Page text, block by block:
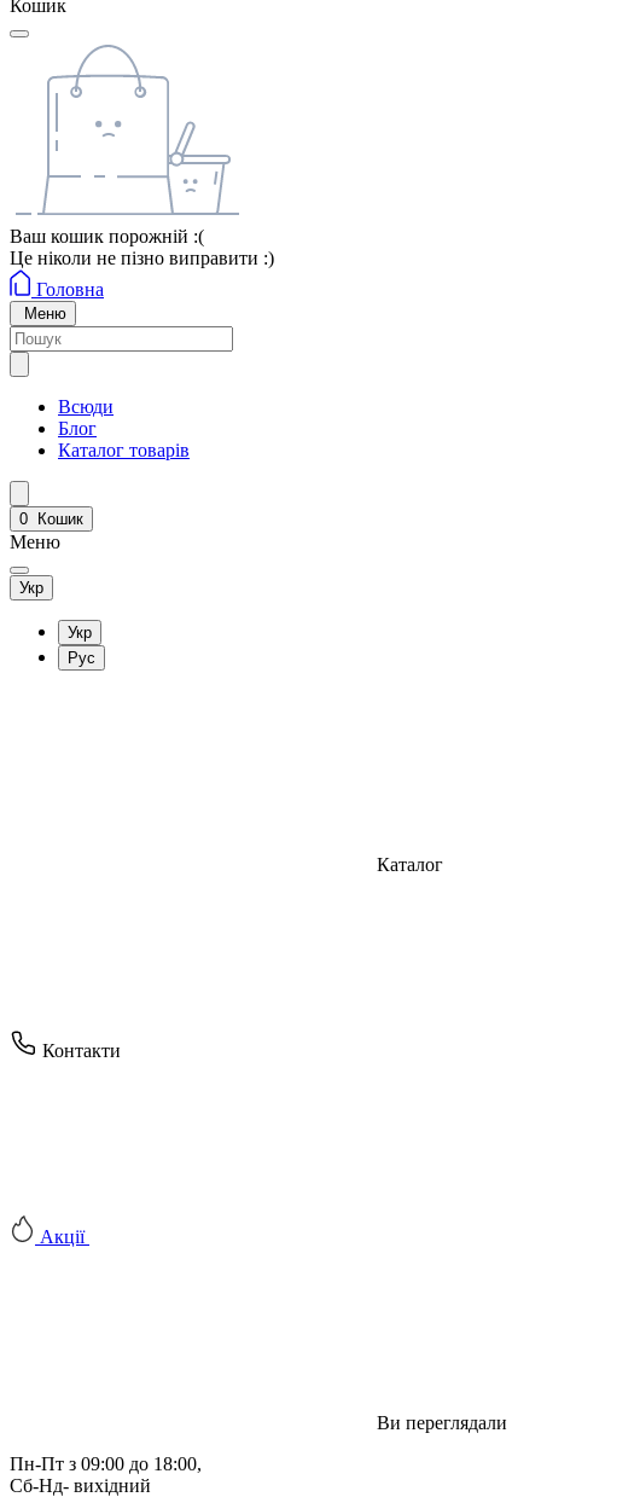
Кошик
Ваш кошик порожній :(
Це ніколи не пізно виправити :)
Головна
Меню
Всюди
Блог
Каталог товарів
0 Кошик
Меню
Укр
Укр
Рус
Каталог
Контакти
Акції
Ви переглядали
Пн-Пт з 09:00 до 18:00,
Сб-Нд- вихідний